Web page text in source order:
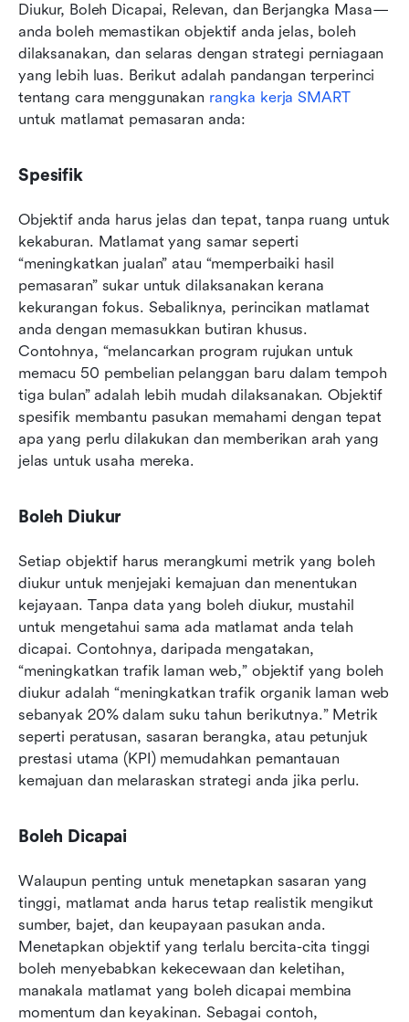
Diukur, Boleh Dicapai, Relevan, dan Berjangka Masa—
anda boleh memastikan objektif anda jelas, boleh
dilaksanakan, dan selaras dengan strategi perniagaan
yang lebih luas. Berikut adalah pandangan terperinci
tentang cara menggunakan rangka kerja SMART
untuk matlamat pemasaran anda:
Spesifik
Objektif anda harus jelas dan tepat, tanpa ruang untuk
kekaburan. Matlamat yang samar seperti
“meningkatkan jualan” atau “memperbaiki hasil
pemasaran” sukar untuk dilaksanakan kerana
kekurangan fokus. Sebaliknya, perincikan matlamat
anda dengan memasukkan butiran khusus.
Contohnya, “melancarkan program rujukan untuk
memacu 50 pembelian pelanggan baru dalam tempoh
tiga bulan” adalah lebih mudah dilaksanakan. Objektif
spesifik membantu pasukan memahami dengan tepat
apa yang perlu dilakukan dan memberikan arah yang
jelas untuk usaha mereka.
Boleh Diukur
Setiap objektif harus merangkumi metrik yang boleh
diukur untuk menjejaki kemajuan dan menentukan
kejayaan. Tanpa data yang boleh diukur, mustahil
untuk mengetahui sama ada matlamat anda telah
dicapai. Contohnya, daripada mengatakan,
“meningkatkan trafik laman web,” objektif yang boleh
diukur adalah “meningkatkan trafik organik laman web
sebanyak 20% dalam suku tahun berikutnya.” Metrik
seperti peratusan, sasaran berangka, atau petunjuk
prestasi utama (KPI) memudahkan pemantauan
kemajuan dan melaraskan strategi anda jika perlu.
Boleh Dicapai
Walaupun penting untuk menetapkan sasaran yang
tinggi, matlamat anda harus tetap realistik mengikut
sumber, bajet, dan keupayaan pasukan anda.
Menetapkan objektif yang terlalu bercita-cita tinggi
boleh menyebabkan kekecewaan dan keletihan,
manakala matlamat yang boleh dicapai membina
momentum dan keyakinan. Sebagai contoh,